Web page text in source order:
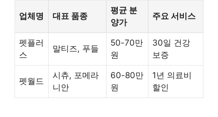
업체명 대표 품종
평균 분
양가
주요 서비스
펫플러
스
말티즈, 푸들
50-70만
원
30일 건강
보증
펫월드
시츄, 포메라
니안
60-80만
원
1년 의료비
할인